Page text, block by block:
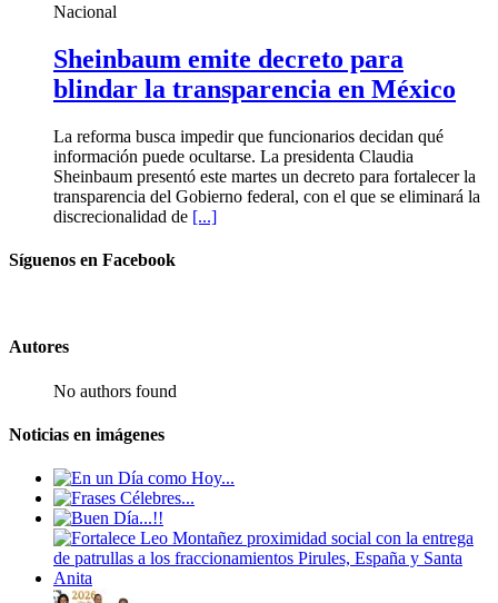
Nacional
Sheinbaum emite decreto para
blindar la transparencia en México
La reforma busca impedir que funcionarios decidan qué
información puede ocultarse. La presidenta Claudia
Sheinbaum presentó este martes un decreto para fortalecer la
transparencia del Gobierno federal, con el que se eliminará la
discrecionalidad de [...]
Síguenos en Facebook
Autores
No authors found
Noticias en imágenes